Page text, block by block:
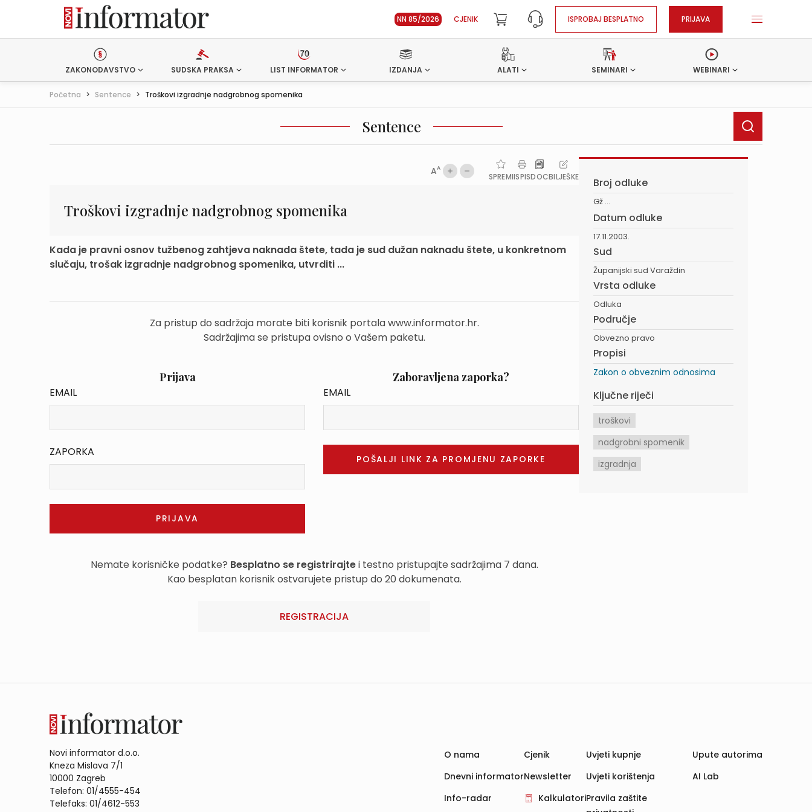
NN 85/2026 CJENIK ISPROBAJ BESPLATNO PRIJAVA
ZAKONODAVSTVO SUDSKA PRAKSA LIST INFORMATOR IZDANJA ALATI SEMINARI WEBINARI
Početna > Sentence > Troškovi izgradnje nadgrobnog spomenika
Sentence
AA
SPREMIISPISDOCBILJEŠKE
Troškovi izgradnje nadgrobnog spomenika
Kada je pravni osnov tužbenog zahtjeva naknada štete, tada je sud dužan naknadu štete, u konkretnom
slučaju, trošak izgradnje nadgrobnog spomenika, utvrditi ...
Za pristup do sadržaja morate biti korisnik portala www.informator.hr.
Sadržajima se pristupa ovisno o Vašem paketu.
Prijava
EMAIL
ZAPORKA
Zaboravljena zaporka?
EMAIL
Nemate korisničke podatke? Besplatno se registrirajtei testno pristupajte sadržajima 7 dana.
Kao besplatan korisnik ostvarujete pristup do 20 dokumenata.
REGISTRACIJA
Broj odluke
Gž ...
Datum odluke
17.11.2003.
Sud
Županijski sud Varaždin
Vrsta odluke
Odluka
Područje
Obvezno pravo
Propisi
Zakon o obveznim odnosima
Ključne riječi
troškovi
nadgrobni spomenik
izgradnja
Novi informator d.o.o.
Kneza Mislava 7/1
10000 Zagreb
Telefon: 01/4555-454
Telefaks: 01/4612-553
O nama
Dnevni informator
Info-radar
Cjenik
Newsletter
Kalkulatori
Uvjeti kupnje
Uvjeti korištenja
Pravila zaštite
Upute autorima
AI Lab